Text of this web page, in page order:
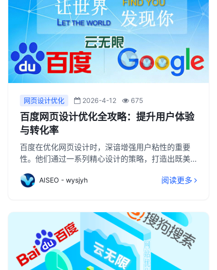
晰、易于导航。此外，积极构建高质量的外链也是
提升网页权重和排名的重要策略。通过这些努力，
可以有效地驱动网页在百度自然搜索结果中的排名
提升。
网页设计优化 2026-4-12 675
百度网页设计优化全攻略：提升用户体验
与转化率
百度在优化网页设计时，深谙增强用户粘性的重要
性。他们通过一系列精心设计的策略，打造出既美
观又实用的网页界面。首先，百度注重页面的简洁
性和直观性，避免过多的冗余信息和复杂布局，确
造出舒适、专业的浏览环境。同时，他们还注重交
互性设计，如增加点击按钮、滑动效果等，提升用
户与网页的互动体验。此外，百度还不断优化网页
加载速度，确保用户能够流畅地浏览网页，减少等
待时间。这些优化措施共同作用下，有效增强了用
AISEO - wysjyh 阅读更多